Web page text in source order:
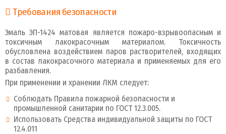
Требования безопасности
Эмаль ЭП-1424 матовая является пожаро-взрывоопасным и
токсичным лакокрасочным материалом. Токсичность
обусловлена воздействием паров растворителей, входящих
в состав лакокрасочного материала и применяемых для его
разбавления.
При применении и хранении ЛКМ следует:
Соблюдать Правила пожарной безопасности и
промышленной санитарии по ГОСТ 12.3.005.
Использовать Средства индивидуальной защиты по ГОСТ
12.4.011